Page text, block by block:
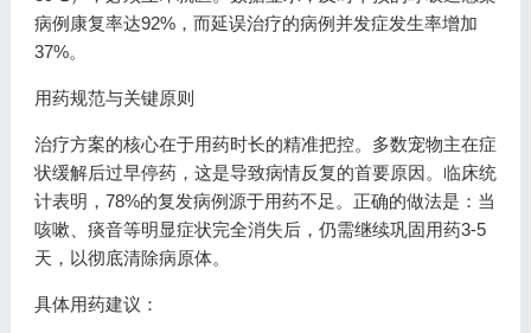
病例康复率达92%，而延误治疗的病例并发症发生率增加
37%。
用药规范与关键原则
治疗方案的核心在于用药时长的精准把控。多数宠物主在症
状缓解后过早停药，这是导致病情反复的首要原因。临床统
计表明，78%的复发病例源于用药不足。正确的做法是：当
咳嗽、痰音等明显症状完全消失后，仍需继续巩固用药3-5
天，以彻底清除病原体。
具体用药建议：